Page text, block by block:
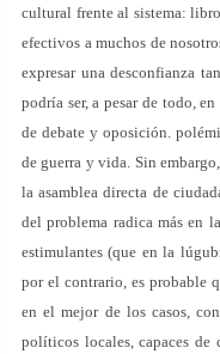
cultural frente al sistema:
efectivos a muchos de
expresar una desconfianza
podría ser, a pesar de todo,
de debate y oposición.
de guerra y vida. Sin
la asamblea directa de
del problema radica más en
estimulantes (que en la
por el contrario, es probable
en el mejor de los casos,
políticos locales, capaces